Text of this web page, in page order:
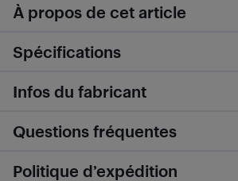
À propos de cet article
Spécifications
Infos du fabricant
Questions fréquentes
Politique d’expédition